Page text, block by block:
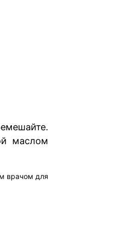
маслом
врачом для